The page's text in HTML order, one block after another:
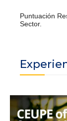
Puntuación
Sector.